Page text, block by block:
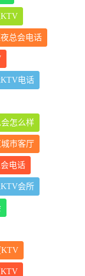
总会电话
KTV电话
怎么样
市客厅
电话
会所
KTV